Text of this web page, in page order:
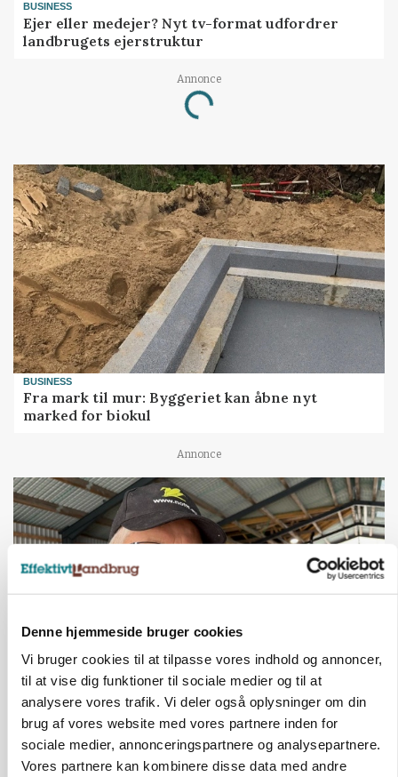
Denne hjemmeside bruger cookies
Vi bruger cookies til at tilpasse vores indhold og annoncer,
til at vise dig funktioner til sociale medier og til at
analysere vores trafik. Vi deler også oplysninger om din
brug af vores website med vores partnere inden for
sociale medier, annonceringspartnere og analysepartnere.
Vores partnere kan kombinere disse data med andre
BUSINESS
Ejer eller medejer? Nyt tv-format udfordrer
landbrugets ejerstruktur
Annonce
Loading...
BUSINESS
Fra mark til mur: Byggeriet kan åbne nyt
marked for biokul
Annonce
»Nu stopper I«: Landbrugsdebattør og
protestgruppe vil demonstrere mod ny
gødskningslov